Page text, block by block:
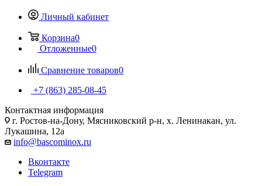
Личный кабинет
Корзина0
Отложенные0
Сравнение товаров0
+7 (863) 285-08-45
Контактная информация
г. Ростов-на-Дону, Мясниковский р-н, х. Ленинакан, ул.
Лукашина, 12а
info@bascominox.ru
Вконтакте
Telegram